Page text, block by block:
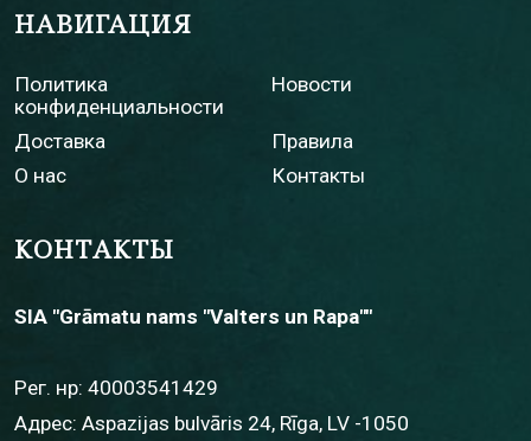
НАВИГАЦИЯ
Политика
конфиденциальности
Новости
Доставка
Правила
О нас
Контакты
КОНТАКТЫ
SIA "Grāmatu nams "Valters un Rapa""
Рег. нр: 40003541429
Адрес: Aspazijas bulvāris 24, Rīga, LV -1050